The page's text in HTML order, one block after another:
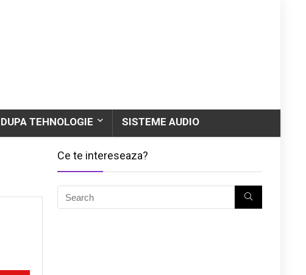
DUPA TEHNOLOGIE SISTEME AUDIO
Ce te intereseaza?